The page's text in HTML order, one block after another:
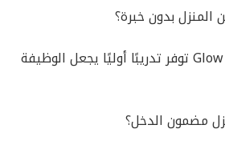
نعم، فشركة Glow Beauty توفر تدريبًا أوليًا يجعل الوظيفة